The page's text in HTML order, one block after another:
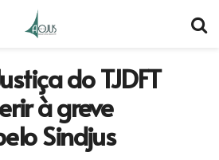
do TJDFT
à greve
Sindjus